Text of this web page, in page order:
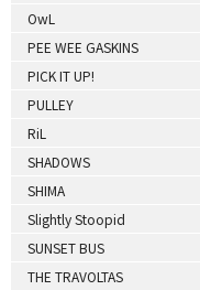
OwL
PEE WEE GASKINS
PICK IT UP!
PULLEY
RiL
SHADOWS
SHIMA
Slightly Stoopid
SUNSET BUS
THE TRAVOLTAS